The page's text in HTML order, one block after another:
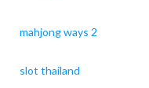
mahjong ways 2
slot thailand